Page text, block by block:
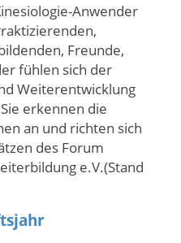
Anwender
Freunde,
fühlen sich der
Weiterentwicklung
erkennen die
an und richten sich
des Forum
e.V.(Stand